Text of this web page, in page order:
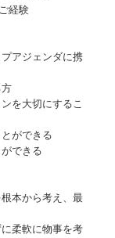
経験
アジェンダに携
を大切にするこ
ができる
できる
本から考え、最
柔軟に物事を考